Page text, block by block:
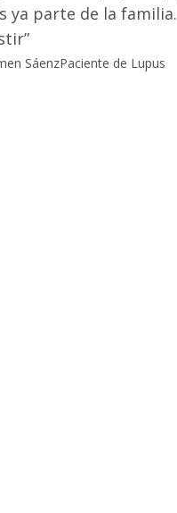
ya parte de la
SáenzPaciente de Lupus